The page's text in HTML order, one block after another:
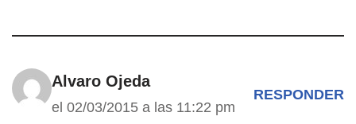
Alvaro Ojeda
el 02/03/2015 a las 11:22 pm
RESPONDER